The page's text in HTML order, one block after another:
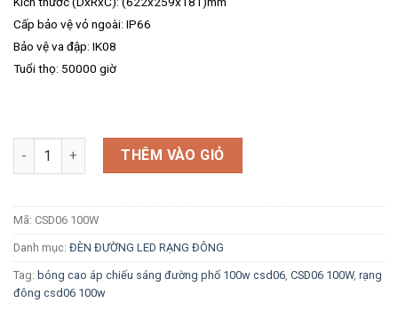
Cấp bảo vệ vỏ ngoài: IP66
Bảo vệ va đập: IK08
Tuổi thọ: 50000 giờ
Số lượng THÊM VÀO GIỎ
Mã: CSD06 100W
Danh mục: ĐÈN ĐƯỜNG LED RẠNG ĐÔNG
Tag: bóng cao áp chiếu sáng đường phố 100w csd06, CSD06 100W, rạng
đông csd06 100w